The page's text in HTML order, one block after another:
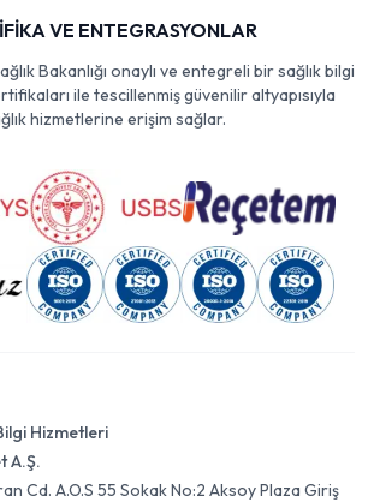
VE ENTEGRASYONLAR
Bakanlığı onaylı ve entegreli bir sağlık bilgi
ile tescillenmiş güvenilir altyapısıyla
hizmetlerine erişim sağlar.
Hizmetleri
A.Ş.
Cd. A.O.S 55 Sokak No:2 Aksoy Plaza Giriş